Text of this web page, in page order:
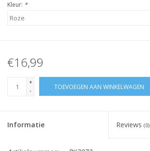
Kleur: *
€16,99
+
-
TOEVOEGEN AAN WINKELWAGEN
Informatie Reviews (0)